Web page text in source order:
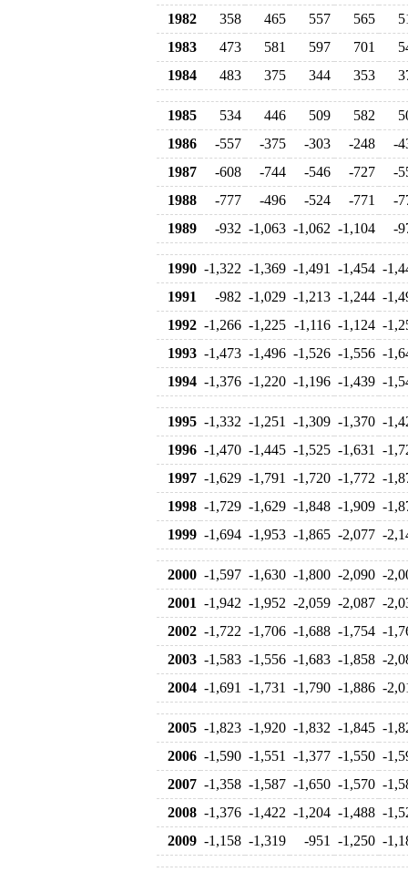
1982
358 465 557 565
1983
473 581 597 701
1984
483 375 344 353
1985 534 446 509 582
1986
-557 -375 -303 -248
-
1987
-608 -744 -546 -727
-
1988
-777 -496 -524 -771
-
1989
-932 -1,063 -1,062 -1,104 -
1990 -1,322 -1,369 -1,491 -1,454 -
1991
-982 -1,029 -1,213 -1,244 -
1992 -1,266 -1,225 -1,116 -1,124 -
1993 -1,473 -1,496 -1,526 -1,556 -
1994 -1,376 -1,220 -1,196 -1,439 -
1995 -1,332 -1,251 -1,309 -1,370 -
1996 -1,470 -1,445 -1,525 -1,631
-
1997 -1,629 -1,791 -1,720 -1,772 -
1998 -1,729 -1,629 -1,848 -1,909 -
1999 -1,694 -1,953 -1,865 -2,077 -
2000 -1,597 -1,630 -1,800 -2,090 -
2001 -1,942 -1,952 -2,059 -2,087 -
2002 -1,722 -1,706 -1,688 -1,754 -
2003 -1,583 -1,556 -1,683 -1,858 -
2004 -1,691 -1,731 -1,790 -1,886 -
2005 -1,823 -1,920 -1,832 -1,845 -
2006 -1,590 -1,551 -1,377 -1,550 -
2007 -1,358 -1,587 -1,650 -1,570 -
2008 -1,376 -1,422 -1,204 -1,488 -
2009 -1,158 -1,319 -951 -1,250 -